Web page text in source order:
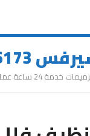
ساعة عمالة مميزة